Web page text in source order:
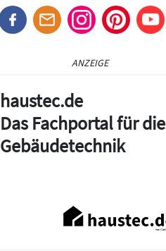
ANZEIGE
haustec.de
Das Fachportal für die
Gebäudetechnik